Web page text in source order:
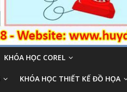
KHÓA HỌC COREL
KHÓA HỌC THIẾT KẾ ĐỒ HỌA